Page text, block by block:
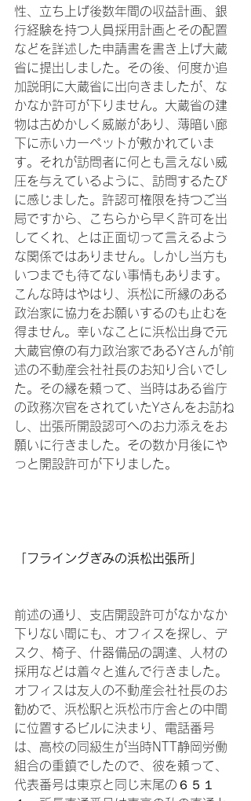
性、立ち上げ後数年間の収益計画、銀
行経験を持つ人員採用計画とその配置
などを詳述した申請書を書き上げ大蔵
省に提出しました。その後、何度か追
加説明に大蔵省に出向きましたが、な
かなか許可が下りません。大蔵省の建
物は古めかしく威厳があり、薄暗い廊
下に赤いカーペットが敷かれていま
す。それが訪問者に何とも言えない威
圧を与えているように、訪問するたび
に感じました。許認可権限を持つご当
局ですから、こちらから早く許可を出
してくれ、とは正面切って言えるよう
な関係ではありません。しかし当方も
いつまでも待てない事情もあります。
こんな時はやはり、浜松に所縁のある
政治家に協力をお願いするのも止むを
得ません。幸いなことに浜松出身で元
大蔵官僚の有力政治家であるYさんが前
述の不動産会社社長のお知り合いでし
た。その縁を頼って、当時はある省庁
の政務次官をされていたYさんをお訪ね
し、出張所開設認可へのお力添えをお
願いに行きました。その数か月後にや
っと開設許可が下りました。
「フライングぎみの浜松出張所」
前述の通り、支店開設許可がなかなか
下りない間にも、オフィスを探し、デ
スク、椅子、什器備品の調達、人材の
採用などは着々と進んで行きました。
オフィスは友人の不動産会社社長のお
勧めで、浜松駅と浜松市庁舎との中間
に位置するビルに決まり、電話番号
は、高校の同級生が当時NTT静岡労働
組合の重鎮でしたので、彼を頼って、
代表番号は東京と同じ末尾の６５１